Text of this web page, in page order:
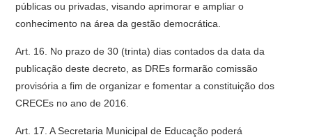
públicas ou privadas, visando aprimorar e ampliar o
conhecimento na área da gestão democrática.
Art. 16. No prazo de 30 (trinta) dias contados da data da
publicação deste decreto, as DREs formarão comissão
provisória a fim de organizar e fomentar a constituição dos
CRECEs no ano de 2016.
Art. 17. A Secretaria Municipal de Educação poderá